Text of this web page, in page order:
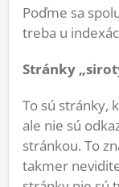
Poďme sa
treba u
Stránky
To sú stránky,
ale nie sú
stránkou. To
takmer